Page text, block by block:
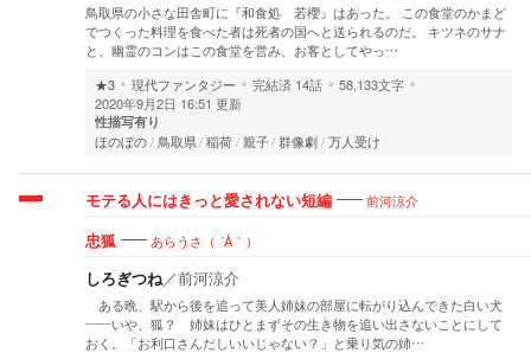
鳥取県の小さな田舎町に『和食処 若櫻』はあった。 この食堂のかまど
でつくった料理を食べた者は死者の国へと送られるのだ。 キツネのサナ
と、幽霊のコンはこの食堂を営み、お客としてやっ…
★3
現代ファンタジー 完結済 14話
58,133文字
2020年9月2日 16:51 更新
性描写有り
ほのぼの 鳥取県 稲荷 親子 群像劇 万人受け
モテる人にはきっと愛されない短編 前河涼介
忠狐 あらうさ（ ´Å｀）
しろぎつね／前河涼介
ある晩、駅から後を追って美人姉妹の部屋に転がり込んできた白い犬
――いや、狐？ 姉妹はひとまずその生き物を追い出さないことにして
おく。「お利口さんだしいいじゃない？」と乗り気の姉…